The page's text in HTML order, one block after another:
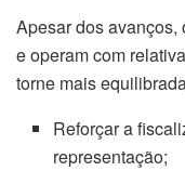
Apesar dos avanços,
e operam com
torne mais
Reforçar a
representação;